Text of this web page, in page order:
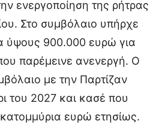
ενεργοποίηση της ρήτρας
Στο συμβόλαιο υπήρχε
ύψους 900.000 ευρώ για
παρέμεινε ανενεργή. Ο
με την Παρτίζαν
του 2027 και κασέ που
ευρώ ετησίως.